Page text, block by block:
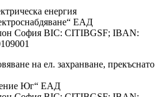
енергия
ЕАД
София ВІС: CITIBGSF; IBAN:
на ел. захранване, прекъснато
Юг“ ЕАД